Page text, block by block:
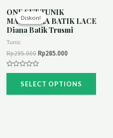
Diskon!
Diskon!
ONE SET TUNIK
MANUHARA BATIK LACE
Diana Batik Trusmi
Tunic
Rp295.000Rp285.000
Rated
5
SELECT OPTIONS